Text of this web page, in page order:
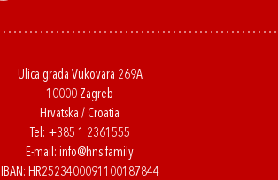
Ulica grada Vukovara 269A
10000 Zagreb
Hrvatska / Croatia
Tel: +385 1 2361555
E-mail: info@hns.family
IBAN: HR2523400091100187844